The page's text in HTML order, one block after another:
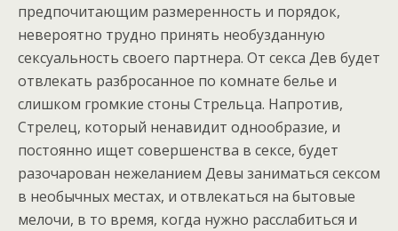
предпочитающим размеренность и порядок,
невероятно трудно принять необузданную
сeксуальность своего партнера. От сeкса Дев будет
отвлекать разбросанное по комнате белье и
слишком громкие стоны Стрельца. Напротив,
Стрелец, который ненавидит однообразие, и
постоянно ищет совершенства в сeксе, будет
разочарован нежеланием Девы заниматься сeксом
в необычных местах, и отвлекаться на бытовые
мелочи, в то время, когда нужно расслабиться и